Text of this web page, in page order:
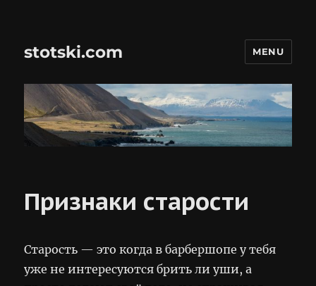
stotski.com MENU
Признаки старости
Старость — это когда в барбершопе у тебя
уже не интересуются брить ли уши, а